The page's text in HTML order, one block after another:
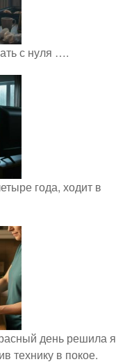
с нуля ….
года, ходит в
день решила я
технику в покое.